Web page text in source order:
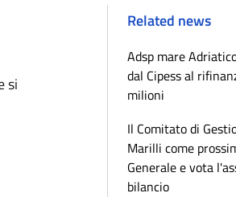
si
Related news
Adsp mare
dal Cipess al
milioni
Il Comitato di
Marilli come
Generale e vota
bilancio